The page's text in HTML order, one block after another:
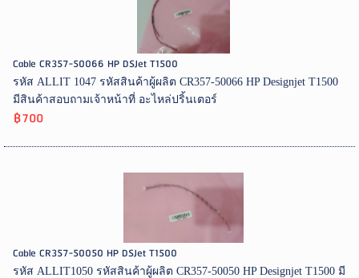
Cable CR357-50066 HP DSJet T1500
รหัส ALLIT 1047 รหัสสินค้าผู้ผลิต CR357-50066 HP Designjet T1500
มีสินค้าสอบถามเจ้าหน้าที่ อะไหล่ปริ้นเตอร์
฿700
Cable CR357-50050 HP DSJet T1500
รหัส ALLIT1050 รหัสสินค้าผู้ผลิต CR357-50050 HP Designjet T1500 มี